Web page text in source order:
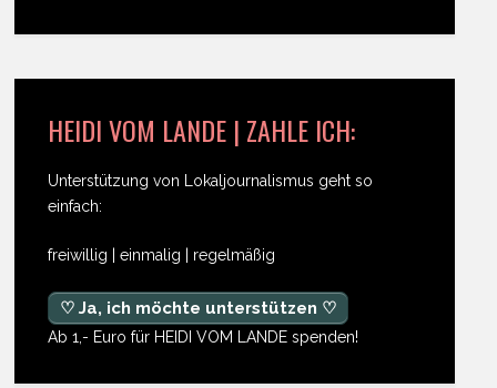
HEIDI VOM LANDE | ZAHLE ICH:
Unterstützung von Lokaljournalismus geht so
einfach:
freiwillig | einmalig | regelmäßig
♡ Ja, ich möchte unterstützen ♡
Ab 1,- Euro für HEIDI VOM LANDE spenden!